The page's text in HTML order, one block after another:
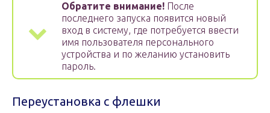
Обратите внимание! После
последнего запуска появится новый
вход в систему, где потребуется ввести
имя пользователя персонального
устройства и по желанию установить
пароль.
Переустановка с флешки